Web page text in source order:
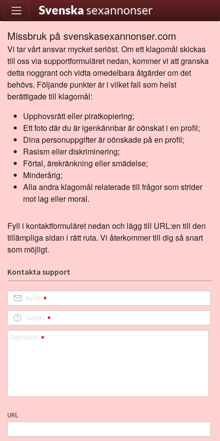
Missbruk på svenskasexannonser.com
Vi tar vårt ansvar mycket seriöst. Om ett klagomål skickas
till oss via supportformuläret nedan, kommer vi att granska
detta noggrant och vidta omedelbara åtgärder om det
behövs. Följande punkter är i vilket fall som helst
berättigade till klagomål:
Upphovsrätt eller piratkopiering;
Ett foto där du är igenkännbar är oönskat i en profil;
Dina personuppgifter är oönskade på en profil;
Rasism eller diskriminering;
Förtal, ärekränkning eller smädelse;
Minderårig;
Alla andra klagomål relaterade till frågor som strider
mot lag eller moral.
Fyll i kontaktformuläret nedan och lägg till URL:en till den
tillämpliga sidan i rätt ruta. Vi återkommer till dig så snart
som möjligt.